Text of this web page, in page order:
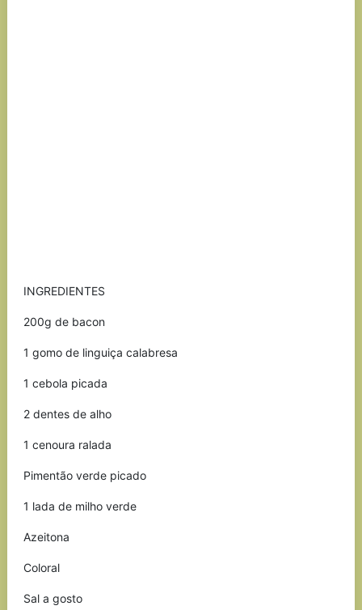
INGREDIENTES
200g de bacon
1 gomo de linguiça calabresa
1 cebola picada
2 dentes de alho
1 cenoura ralada
Pimentão verde picado
1 lada de milho verde
Azeitona
Coloral
Sal a gosto